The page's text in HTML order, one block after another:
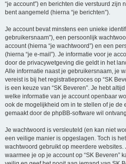
“je account”) en berichten die verstuurd zijn
bent aangemeld (hierna “je berichten”).
Je account bevat minstens een unieke
gebruikersnaam”), een persoonlijk
account (hierna “je wachtwoord”) en een
(hierna “je e-mail”). Je informatie voor je
door de privacywetgeving die geldt in het
Alle informatie naast je gebruikersnaam, je
vereist is bij het registratieproces op “SK
is een keuze van “SK Beveren”. Je hebt
welke informatie van je account openbaar
ook de mogelijkheid om in te stellen of je de
gemaakt door de phpBB-software wil
Je wachtwoord is versleuteld (en kan niet
een veilige manier is opgeslagen. Toch is
wachtwoord gebruikt op meerdere websites.
waarmee je op je account op “SK Beveren”